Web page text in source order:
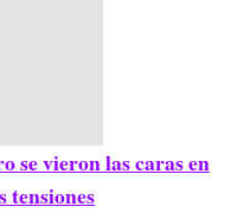
se vieron las caras en
tensiones